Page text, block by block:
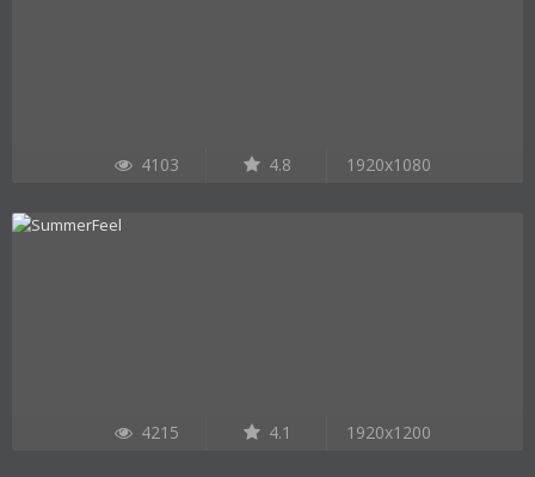
4103 4.8 1920x1080
4215 4.1 1920x1200